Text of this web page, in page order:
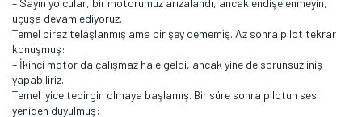
– Sayın yolcular, bir motorumuz arızalandı, ancak endişelenmeyin,
uçuşa devam ediyoruz.
Temel biraz telaşlanmış ama bir şey dememiş. Az sonra pilot tekrar
konuşmuş:
– İkinci motor da çalışmaz hale geldi, ancak yine de sorunsuz iniş
yapabiliriz.
Temel iyice tedirgin olmaya başlamış. Bir süre sonra pilotun sesi
yeniden duyulmuş: